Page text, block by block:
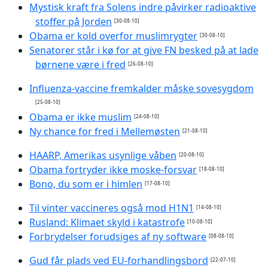
Mystisk kraft fra Solens indre påvirker radioaktive
stoffer på Jorden [30-08-10]
Obama er kold overfor muslimrygter [30-08-10]
Senatorer står i kø for at give FN besked på at lade
børnene være i fred [26-08-10]
Influenza-vaccine fremkalder måske sovesygdom
[25-08-10]
Obama er ikke muslim [24-08-10]
Ny chance for fred i Mellemøsten [21-08-10]
HAARP, Amerikas usynlige våben [20-08-10]
Obama fortryder ikke moske-forsvar [18-08-10]
Bono, du som er i himlen [17-08-10]
Til vinter vaccineres også mod H1N1 [14-08-10]
Rusland: Klimaet skyld i katastrofe [10-08-10]
Forbrydelser forudsiges af ny software [08-08-10]
Gud får plads ved EU-forhandlingsbord [22-07-10]